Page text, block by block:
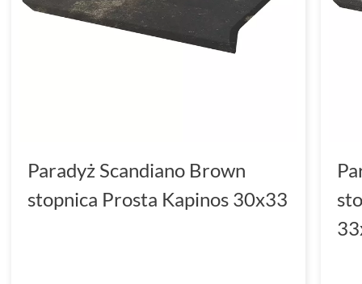
Paradyż Scandiano Brown
stopnica Prosta Kapinos 30x33